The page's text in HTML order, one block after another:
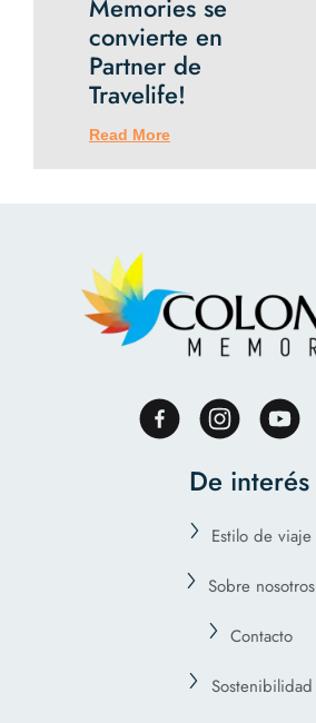
Memories se
convierte en
Partner de
Travelife!
Read More
De interés
Estilo de viaje
Sobre nosotros
Contacto
Sostenibilidad